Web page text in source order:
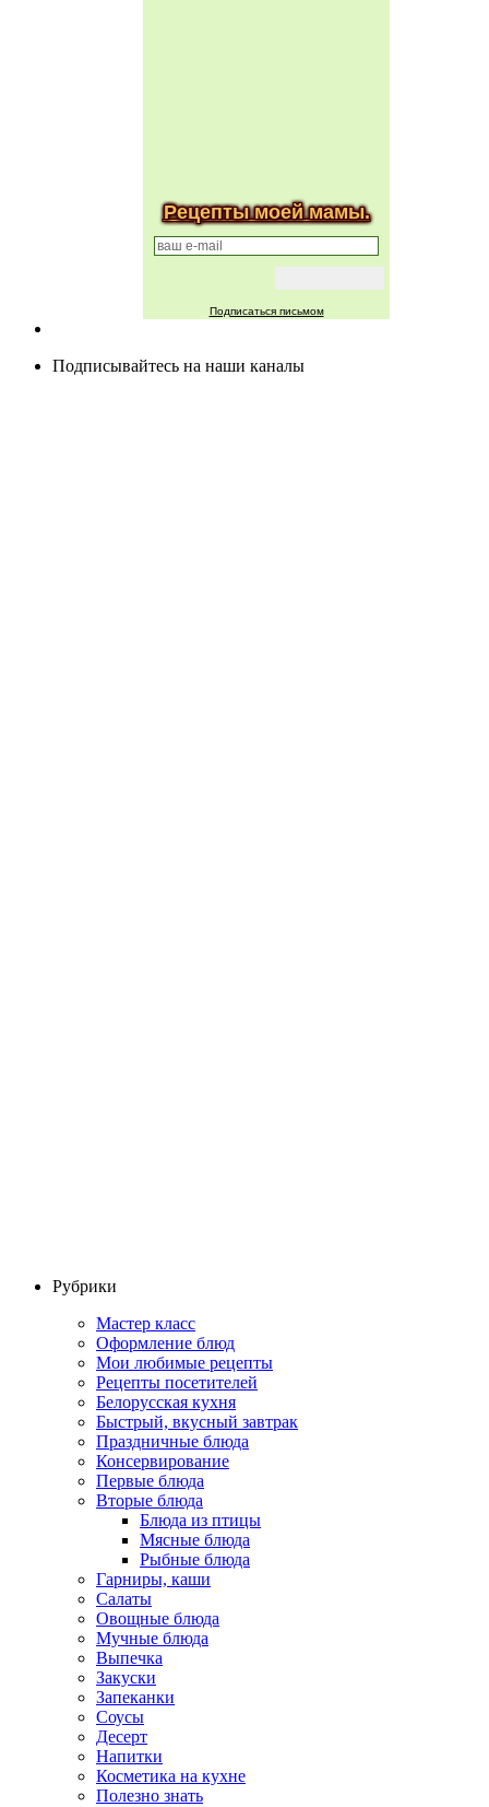
Рецепты моей мамы.
Подписаться письмом
Подписывайтесь на наши каналы
Рубрики
Мастер класс
Оформление блюд
Мои любимые рецепты
Рецепты посетителей
Белорусская кухня
Быстрый, вкусный завтрак
Праздничные блюда
Консервирование
Первые блюда
Вторые блюда
Блюда из птицы
Мясные блюда
Рыбные блюда
Гарниры, каши
Салаты
Овощные блюда
Мучные блюда
Выпечка
Закуски
Запеканки
Соусы
Десерт
Напитки
Косметика на кухне
Полезно знать